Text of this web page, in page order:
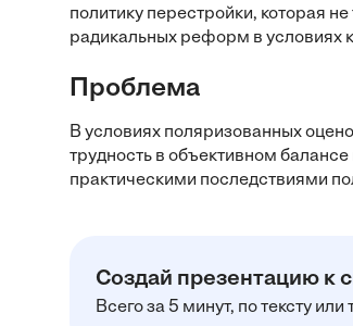
политику перестройки, которая
радикальных реформ в условиях
Проблема
В условиях поляризованных
трудность в объективном
практическими последствиями
Создай презентацию к
Всего за 5 минут, по тексту